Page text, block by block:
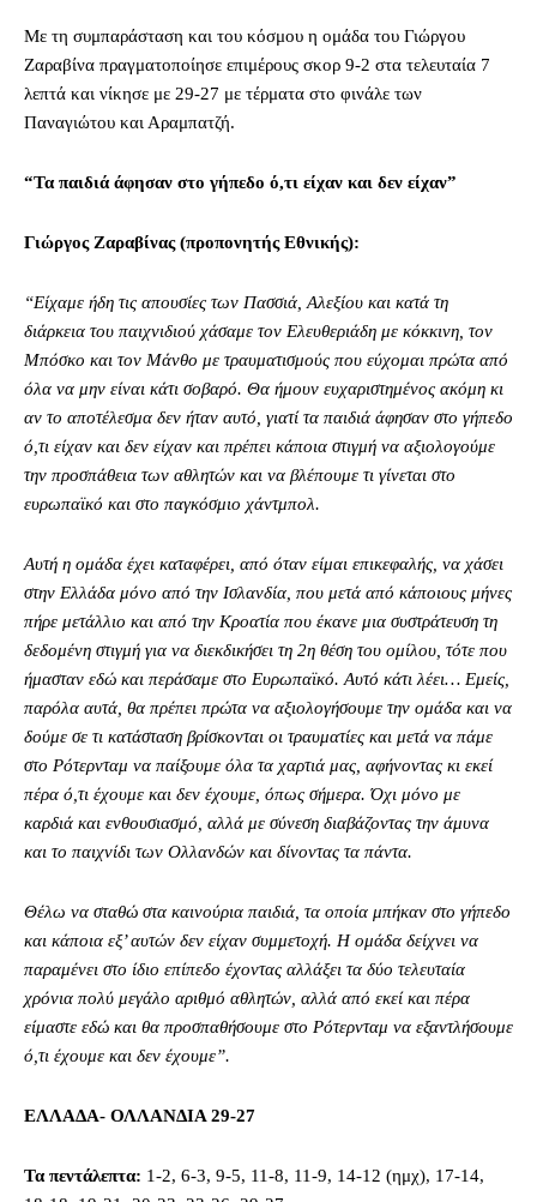
Με τη συμπαράσταση και του κόσμου η ομάδα του Γιώργου
Ζαραβίνα πραγματοποίησε επιμέρους σκορ 9-2 στα τελευταία 7
λεπτά και νίκησε με 29-27 με τέρματα στο φινάλε των
Παναγιώτου και Αραμπατζή.
“Τα παιδιά άφησαν στο γήπεδο ό,τι είχαν και δεν είχαν”
Γιώργος Ζαραβίνας (προπονητής Εθνικής):
“Είχαμε ήδη τις απουσίες των Πασσιά, Αλεξίου και κατά τη
διάρκεια του παιχνιδιού χάσαμε τον Ελευθεριάδη με κόκκινη, τον
Μπόσκο και τον Μάνθο με τραυματισμούς που εύχομαι πρώτα από
όλα να μην είναι κάτι σοβαρό. Θα ήμουν ευχαριστημένος ακόμη κι
αν το αποτέλεσμα δεν ήταν αυτό, γιατί τα παιδιά άφησαν στο γήπεδο
ό,τι είχαν και δεν είχαν και πρέπει κάποια στιγμή να αξιολογούμε
την προσπάθεια των αθλητών και να βλέπουμε τι γίνεται στο
ευρωπαϊκό και στο παγκόσμιο χάντμπολ.
Αυτή η ομάδα έχει καταφέρει, από όταν είμαι επικεφαλής, να χάσει
στην Ελλάδα μόνο από την Ισλανδία, που μετά από κάποιους μήνες
πήρε μετάλλιο και από την Κροατία που έκανε μια συστράτευση τη
δεδομένη στιγμή για να διεκδικήσει τη 2η θέση του ομίλου, τότε που
ήμασταν εδώ και περάσαμε στο Ευρωπαϊκό. Αυτό κάτι λέει… Εμείς,
παρόλα αυτά, θα πρέπει πρώτα να αξιολογήσουμε την ομάδα και να
δούμε σε τι κατάσταση βρίσκονται οι τραυματίες και μετά να πάμε
στο Ρότερνταμ να παίξουμε όλα τα χαρτιά μας, αφήνοντας κι εκεί
πέρα ό,τι έχουμε και δεν έχουμε, όπως σήμερα. Όχι μόνο με
καρδιά και ενθουσιασμό, αλλά με σύνεση διαβάζοντας την άμυνα
και το παιχνίδι των Ολλανδών και δίνοντας τα πάντα.
Θέλω να σταθώ στα καινούρια παιδιά, τα οποία μπήκαν στο γήπεδο
και κάποια εξ’ αυτών δεν είχαν συμμετοχή. Η ομάδα δείχνει να
παραμένει στο ίδιο επίπεδο έχοντας αλλάξει τα δύο τελευταία
χρόνια πολύ μεγάλο αριθμό αθλητών, αλλά από εκεί και πέρα
είμαστε εδώ και θα προσπαθήσουμε στο Ρότερνταμ να εξαντλήσουμε
ό,τι έχουμε και δεν έχουμε”.
ΕΛΛΑΔΑ- ΟΛΛΑΝΔΙΑ 29-27
Τα πεντάλεπτα: 1-2, 6-3, 9-5, 11-8, 11-9, 14-12 (ημχ), 17-14,